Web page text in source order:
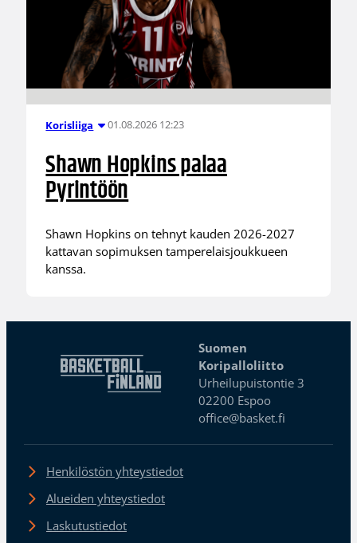
Korisliiga 01.08.2026 12:23
Shawn Hopkins palaa
Pyrintöön
Shawn Hopkins on tehnyt kauden 2026-2027
kattavan sopimuksen tamperelaisjoukkueen
kanssa.
Suomen
Koripalloliitto
Urheilupuistontie 3
02200 Espoo
office@basket.fi
Henkilöstön yhteystiedot
Alueiden yhteystiedot
Laskutustiedot